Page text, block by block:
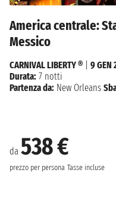
America centrale:
Messico
da 538 €
prezzo per persona Tasse incluse
CARNIVAL LIBERTY ®
9 GEN
Durata: 7 notti
Partenza da: New Orleans